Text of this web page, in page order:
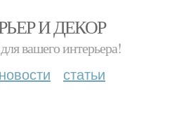
И ДЕКОР
вашего интерьера!
новости статьи